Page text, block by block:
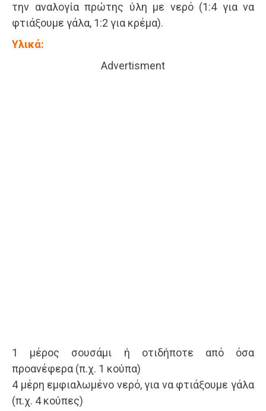
την αναλογία πρώτης ύλη με νερό (1:4 για να
φτιάξουμε γάλα, 1:2 για κρέμα).
Υλικά:
Advertisment
1 μέρος σουσάμι ή οτιδήποτε από όσα
προανέφερα (π.χ. 1 κούπα)
4 μέρη εμφιαλωμένο νερό, για να φτιάξουμε γάλα
(π.χ. 4 κούπες)